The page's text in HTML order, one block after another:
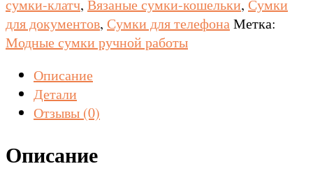
сумки-клатч, Вязаные сумки-кошельки, Сумки
для документов, Сумки для телефонаМетка:
Модные сумки ручной работы
Описание
Детали
Отзывы (0)
Описание